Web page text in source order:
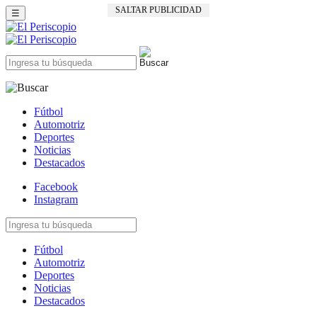
SALTAR PUBLICIDAD
☰
Fútbol
Automotriz
Deportes
Noticias
Destacados
Facebook
Instagram
Fútbol
Automotriz
Deportes
Noticias
Destacados